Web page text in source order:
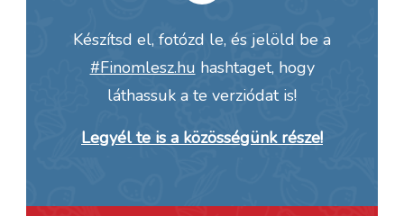
Készítsd el, fotózd le, és jelöld be a
#Finomlesz.hu hashtaget, hogy
láthassuk a te verziódat is!
Legyél te is a közösségünk része!